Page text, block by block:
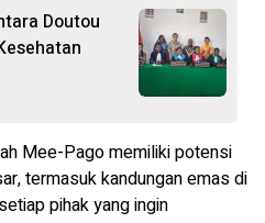
Doutou
Mee-Pago memiliki potensi
termasuk kandungan emas di
pihak yang ingin